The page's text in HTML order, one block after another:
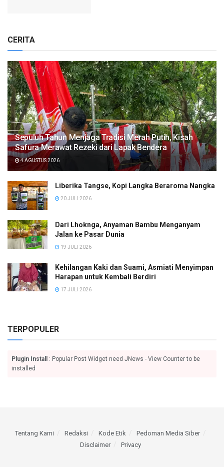
CERITA
Sepuluh Tahun Menjaga Tradisi Merah Putih, Kisah
Safura Merawat Rezeki dari Lapak Bendera
4 AGUSTUS 2026
Liberika Tangse, Kopi Langka Beraroma Nangka
20 JULI 2026
Dari Lhoknga, Anyaman Bambu Menganyam
Jalan ke Pasar Dunia
19 JULI 2026
Kehilangan Kaki dan Suami, Asmiati Menyimpan
Harapan untuk Kembali Berdiri
17 JULI 2026
TERPOPULER
Plugin Install
: Popular Post Widget need JNews - View Counter to be
installed
Tentang Kami Redaksi Kode Etik
Pedoman Media Siber
Disclaimer
Privacy